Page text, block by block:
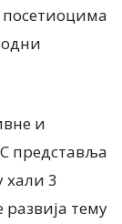
посетиоцима
и
представља
хали 3
развија тему